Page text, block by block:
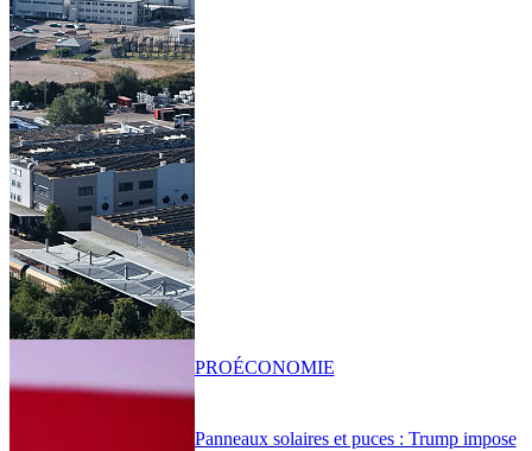
Panneaux solaires et puces : Trump impose
PROÉCONOMIE